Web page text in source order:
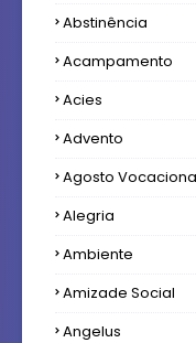
Abstinência
Acampamento
Acies
Advento
Agosto
Alegria
Ambiente
Amizade Social
Angelus